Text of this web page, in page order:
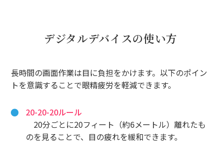
デジタルデバイスの使い方
長時間の画面作業は目に負担をかけます。以下のポイン
トを意識することで眼精疲労を軽減できます。
20-20-20ルール
20分ごとに20フィート（約6メートル）離れたも
のを見ることで、目の疲れを緩和できます。